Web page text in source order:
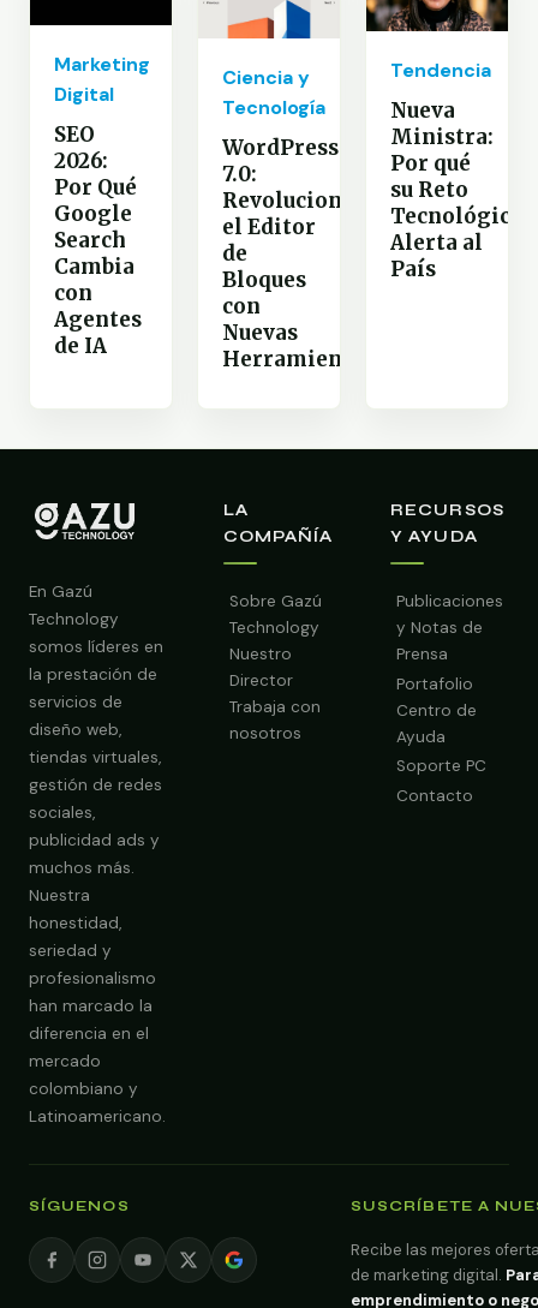
Marketing
Digital
SEO
2026:
Por Qué
Google
Search
Cambia
con
Agentes
de IA
Ciencia y
Tecnología
WordPress
7.0:
Revoluciona
el Editor
de
Bloques
con
Nuevas
Herramientas
Tendencia
Nueva
Ministra:
Por qué
su Reto
Tecnológico
Alerta al
País
En Gazú
Technology
somos líderes en
la prestación de
servicios de
diseño web,
tiendas virtuales,
gestión de redes
sociales,
publicidad ads y
muchos más.
Nuestra
honestidad,
seriedad y
profesionalismo
han marcado la
diferencia en el
mercado
colombiano y
Latinoamericano.
LA
COMPAÑÍA
Sobre Gazú
Technology
Nuestro
Director
Trabaja con
nosotros
RECURSOS
Y AYUDA
Publicaciones
y Notas de
Prensa
Portafolio
Centro de
Ayuda
Soporte PC
Contacto
SÍGUENOS SUSCRÍBETE A
Recibe las mejores
de marketing digital.
emprendimiento o